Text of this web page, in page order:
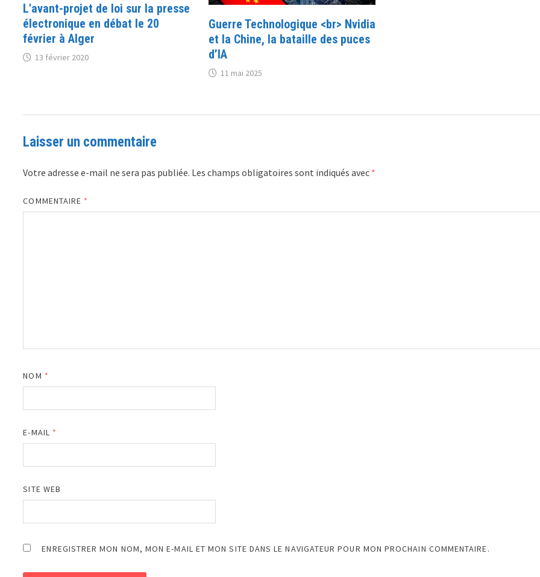
L'avant-projet de loi sur la presse
électronique en débat le 20
février à Alger
13 février 2020
Guerre Technologique <br> Nvidia
et la Chine, la bataille des puces
d’IA
11 mai 2025
Laisser un commentaire
Votre adresse e-mail ne sera pas publiée. Les champs obligatoires sont indiqués avec *
COMMENTAIRE *
NOM *
E-MAIL *
SITE WEB
ENREGISTRER MON NOM, MON E-MAIL ET MON SITE DANS LE NAVIGATEUR POUR MON PROCHAIN COMMENTAIRE.